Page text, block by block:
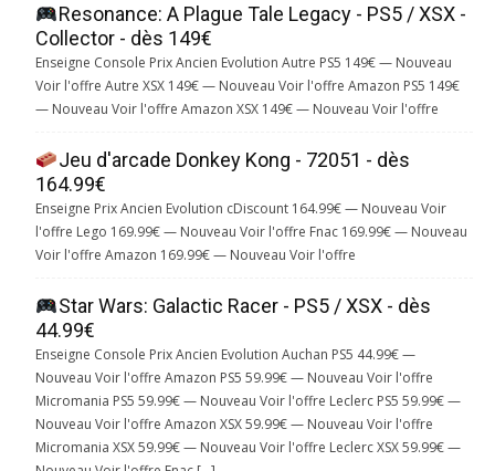
Resonance: A Plague Tale Legacy - PS5 / XSX -
Collector - dès 149€
Enseigne Console Prix Ancien Evolution Autre PS5 149€ — Nouveau
Voir l'offre Autre XSX 149€ — Nouveau Voir l'offre Amazon PS5 149€
— Nouveau Voir l'offre Amazon XSX 149€ — Nouveau Voir l'offre
Jeu d'arcade Donkey Kong - 72051 - dès
164.99€
Enseigne Prix Ancien Evolution cDiscount 164.99€ — Nouveau Voir
l'offre Lego 169.99€ — Nouveau Voir l'offre Fnac 169.99€ — Nouveau
Voir l'offre Amazon 169.99€ — Nouveau Voir l'offre
Star Wars: Galactic Racer - PS5 / XSX - dès
44.99€
Enseigne Console Prix Ancien Evolution Auchan PS5 44.99€ —
Nouveau Voir l'offre Amazon PS5 59.99€ — Nouveau Voir l'offre
Micromania PS5 59.99€ — Nouveau Voir l'offre Leclerc PS5 59.99€ —
Nouveau Voir l'offre Amazon XSX 59.99€ — Nouveau Voir l'offre
Micromania XSX 59.99€ — Nouveau Voir l'offre Leclerc XSX 59.99€ —